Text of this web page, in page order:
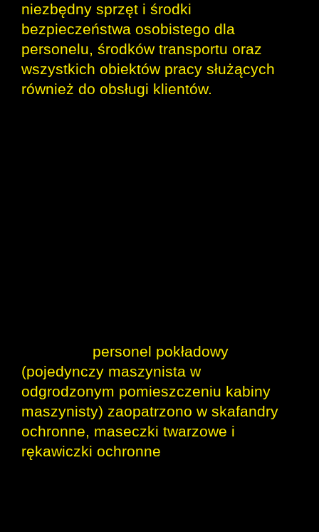
niezbędny sprzęt i środki
bezpieczeństwa osobistego dla
personelu, środków transportu oraz
wszystkich obiektów pracy służących
również do obsługi klientów.
personel pokładowy
(pojedynczy maszynista w
odgrodzonym pomieszczeniu kabiny
maszynisty) zaopatrzono w skafandry
ochronne, maseczki twarzowe i
rękawiczki ochronne